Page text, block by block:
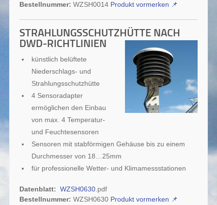
Bestellnummer: WZSH0014 Produkt vormerken 📌
STRAHLUNGSSCHUTZHÜTTE NACH
DWD-RICHTLINIEN
künstlich belüftete
Niederschlags- und
Strahlungsschutzhütte
4 Sensoradapter
ermöglichen den Einbau
von max. 4 Temperatur-
und Feuchtesensoren
Sensoren mit stabförmigen Gehäuse bis zu einem
Durchmesser von 18…25mm
für professionelle Wetter- und Klimamessstationen
Datenblatt: WZSH0630.pdf
Bestellnummer: WZSH0630 Produkt vormerken 📌